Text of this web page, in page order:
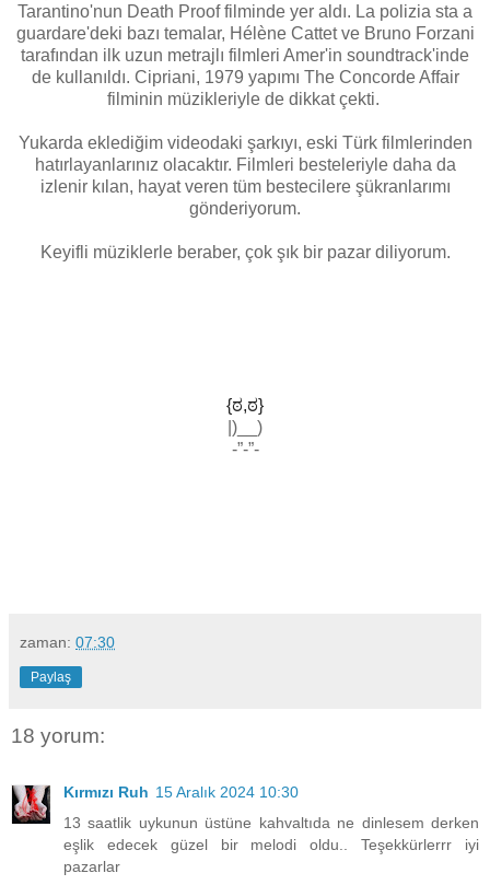
Tarantino'nun Death Proof filminde yer aldı. La polizia sta a
guardare'deki bazı temalar, Hélène Cattet ve Bruno Forzani
tarafından ilk uzun metrajlı filmleri Amer'in soundtrack'inde
de kullanıldı. Cipriani, 1979 yapımı The Concorde Affair
filminin müzikleriyle de dikkat çekti.
Yukarda eklediğim videodaki şarkıyı, eski Türk filmlerinden
hatırlayanlarınız olacaktır. Filmleri besteleriyle daha da
izlenir kılan, hayat veren tüm bestecilere şükranlarımı
gönderiyorum.
Keyifli müziklerle beraber, çok şık bir pazar diliyorum.
{ಠ,ಠ}
|)__)
-”-”-
zaman: 07:30
Paylaş
18 yorum:
Kırmızı Ruh 15 Aralık 2024 10:30
13 saatlik uykunun üstüne kahvaltıda ne dinlesem derken
eşlik edecek güzel bir melodi oldu.. Teşekkürlerrr iyi
pazarlar